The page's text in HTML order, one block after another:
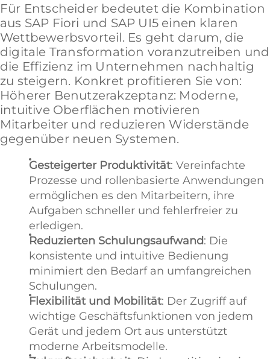
Für Entscheider bedeutet die Kombination
aus SAP Fiori und SAP UI5 einen klaren
Wettbewerbsvorteil. Es geht darum, die
digitale Transformation voranzutreiben und
die Effizienz im Unternehmen nachhaltig
zu steigern. Konkret profitieren Sie von:
Höherer Benutzerakzeptanz: Moderne,
intuitive Oberflächen motivieren
Mitarbeiter und reduzieren Widerstände
gegenüber neuen Systemen.
Gesteigerter Produktivität: Vereinfachte
Prozesse und rollenbasierte Anwendungen
ermöglichen es den Mitarbeitern, ihre
Aufgaben schneller und fehlerfreier zu
erledigen.
Reduzierten Schulungsaufwand: Die
konsistente und intuitive Bedienung
minimiert den Bedarf an umfangreichen
Schulungen.
Flexibilität und Mobilität: Der Zugriff auf
wichtige Geschäftsfunktionen von jedem
Gerät und jedem Ort aus unterstützt
moderne Arbeitsmodelle.